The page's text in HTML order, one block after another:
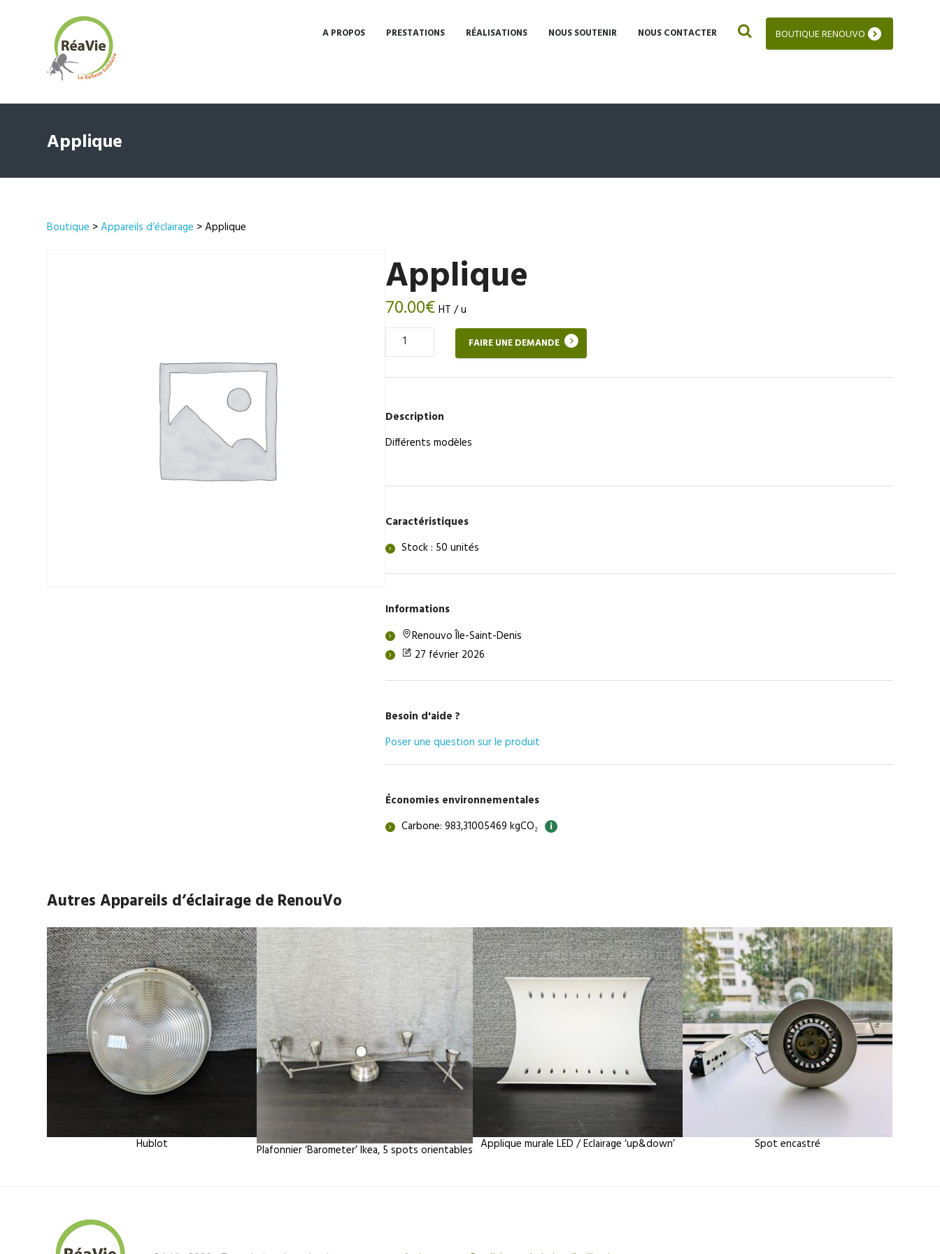
BOUTIQUE RENOUVO
A PROPOS PRESTATIONS RÉALISATIONS NOUS SOUTENIR NOUS CONTACTER
Applique
Boutique >Appareils d’éclairage > Applique
Applique
70.00€ HT / u
Quantité
FAIRE UNE DEMANDE
Description
Différents modèles
Caractéristiques
Stock : 50 unités
Informations
Renouvo Île-Saint-Denis
27 février 2026
Besoin d'aide ?
Poser une question sur le produit
Économies environnementales
Carbone: 983,31005469 kgCO₂
i
Autres Appareils d’éclairage de RenouVo
Hublot Plafonnier ‘Barometer’ Ikea, 5 spots orientables Applique murale LED / Eclairage ‘up&down’ Spot encastré